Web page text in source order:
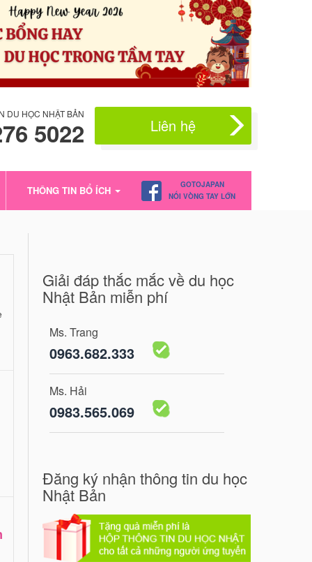
DU HỌC NHẬT BẢN
5022 Liên hệ
THÔNG TIN BỔ ÍCH
GOTOJAPAN
NỐI VÒNG TAY LỚN
Giải đáp thắc mắc về du học
Nhật Bản miễn phí
Ms. Trang
0963.682.333
Ms. Hải
0983.565.069
Đăng ký nhận thông tin du học
Nhật Bản